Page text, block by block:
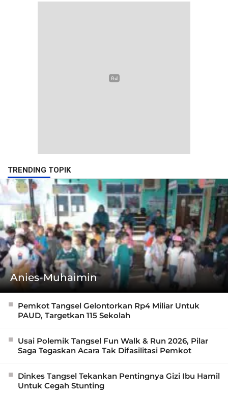
TRENDING TOPIK
Anies-Muhaimin
Pemkot Tangsel Gelontorkan Rp4 Miliar Untuk
PAUD, Targetkan 115 Sekolah
Usai Polemik Tangsel Fun Walk & Run 2026, Pilar
Saga Tegaskan Acara Tak Difasilitasi Pemkot
Dinkes Tangsel Tekankan Pentingnya Gizi Ibu Hamil
Untuk Cegah Stunting